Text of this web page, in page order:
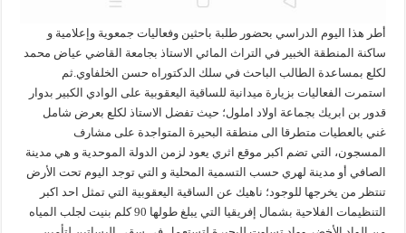
أطر هذا اليوم الدراسي بحضور طلبة باحثين وفعاليات جمعوية وإعلامية و
ساكنة المنطقة الخبير في التراث المائي الاستاذ بجامعة القاضي عياض محمد
لكلع بمساعدة الطالب الباحث في سلك الدكتوراه حسن الخلفاوي.ثم
استمرت الفعاليات بزيارة ميدانية للساقية اليعقوبية على الوادي الكبير بدوار
قدور بن ابريك بجماعة اولاد املول؛ حيث تفضل الاستاذ لكلع بعرض شامل
غني بالعطيات متطرقا الى منطقة البحيرة المتواجدة على مشارف
المسجون، التي تضم اكبر موقع اثري يعود لزمن الدولة الموحدية و هي مدينة
الصافي أو مدينة لهري حسب التسمية المحلية و التي توجد اليوم تحت الأرض
تنتظر من يخرجها للوجود؛ ناهيك عن الساقية اليعقوبية التي تمثل احد اكبر
التنظيمات الفلاحية بشمال إفريقيا التي يبلغ طولها 90 كلم بنيت لجلب المياه